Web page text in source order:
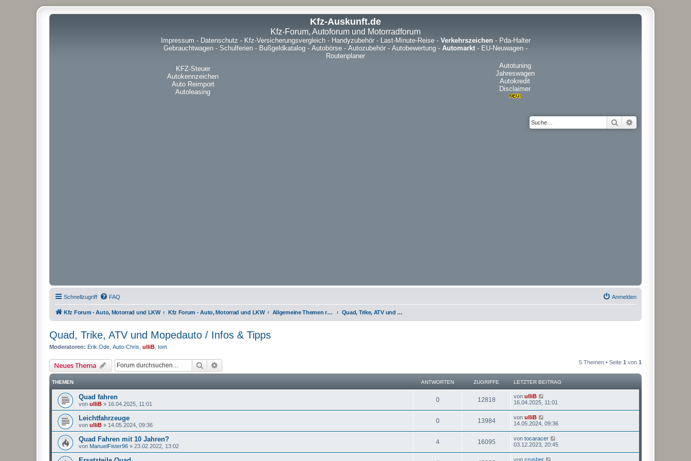
Kfz-Auskunft.de
Kfz-Forum, Autoforum und Motorradforum
Impressum - Datenschutz - Kfz-Versicherungsvergleich- Handyzubehör- Last-Minute-Reise- Verkehrszeichen- Pda-Halter
Gebrauchtwagen - Schulferien - Bußgeldkatalog - Autobörse - Autozubehör - Autobewertung - Automarkt - EU-Neuwagen -
Routenplaner
KFZ-Steuer
Autokennzeichen
Auto Reimport
Autoleasing
Autotuning
Jahreswagen
Autokredit
Disclaimer
Suche
Schnellzugriff FAQ Anmelden
Kfz Forum - Auto, Motorrad und LKW Kfz Forum - Auto, Motorrad und LKW Allgemeine Themen rund um Motorräder, Trikes, Quads, ATVs, zweirädrige Kleinkrafträder, Mopedautos und Microcars Quad, Trike, ATV und Mopedauto / Infos & Tipps
Quad, Trike, ATV und Mopedauto / Infos & Tipps
Moderatoren: Erik.Ode Auto-Chris ulliB tom
Neues Thema Suche 5 Themen • Seite 1 von 1
THEMEN ANTWORTEN ZUGRIFFE LETZTER BEITRAG
Quad fahren
von ulliB » 16.04.2025, 11:01
0 12818 von ulliB
16.04.2025, 11:01
Leichtfahrzeuge
von ulliB » 14.05.2024, 09:36
0 13984 von ulliB
14.05.2024, 09:36
Quad Fahren mit 10 Jahren?
von ManuelFister96 » 23.02.2022, 13:02
4 16095 von tocaracer
03.12.2023, 20:45
von crusher